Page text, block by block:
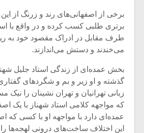
برخی از اصفهانی‌های رند و زرنگ از
برتری طلبی کسب کرده و در واقع با
طرف مقابل در ادراک مقصود خود
می‌خندند و دستش می‌اندازند.
بخش عمده‌ای از زندگی استاد جلیل
گذشته و او زیر و بم و شگردهای
زبانی تهرانیان و تهران نشینان را
که مواجهه کلامی استاد شهناز با یک
عمده‌ای دارد با مواجهه او با کسی که
این اختلاف ساخت‌های درونی لهجه‌ها